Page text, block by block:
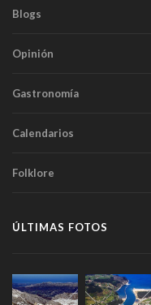
Blogs
Opinión
Gastronomía
Calendarios
Folklore
ÚLTIMAS FOTOS